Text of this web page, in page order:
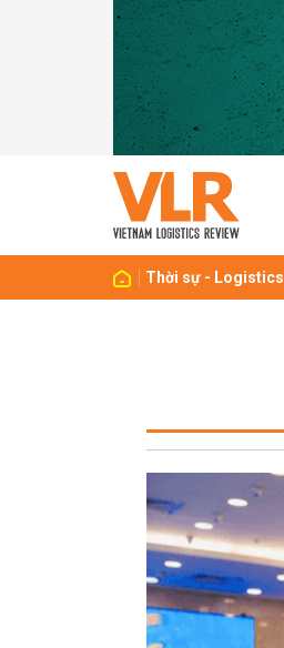
Thời sự - Logistics